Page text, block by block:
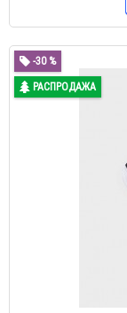
-30 %
РАСПРОДАЖА